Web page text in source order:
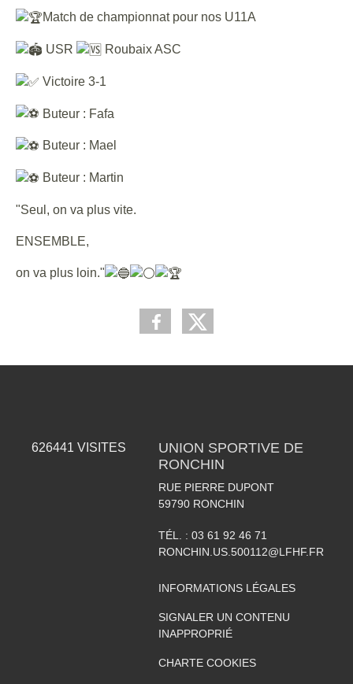
Match de championnat pour nos U11A
USR Roubaix ASC
Victoire 3-1
Buteur : Fafa
Buteur : Mael
Buteur : Martin
"Seul, on va plus vite.
ENSEMBLE,
on va plus loin."
626441 VISITES
UNION SPORTIVE DE
RONCHIN
RUE PIERRE DUPONT
59790 RONCHIN
TÉL. : 03 61 92 46 71
RONCHIN.US.500112@LFHF.FR
INFORMATIONS LÉGALES
SIGNALER UN CONTENU
INAPPROPRIÉ
CHARTE COOKIES